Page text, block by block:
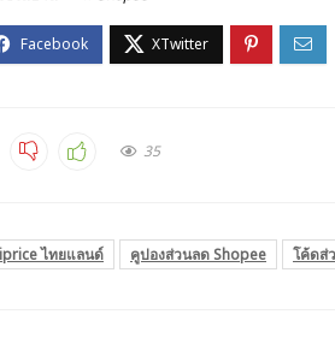
35
iprice ไทยแลนด์ คูปองส่วนลด Shopee โค้ดส่